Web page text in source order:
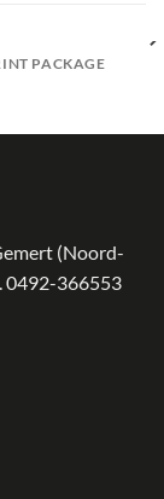
PACKAGE
(Noord-
0492-366553